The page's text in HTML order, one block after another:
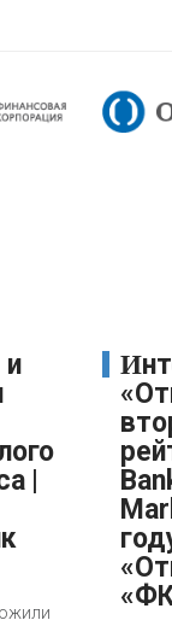
|
Интернет-банк